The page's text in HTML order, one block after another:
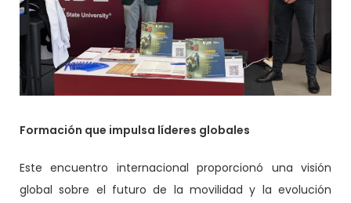
Formación que impulsa líderes globales
Este encuentro internacional proporcionó una visión
global sobre el futuro de la movilidad y la evolución